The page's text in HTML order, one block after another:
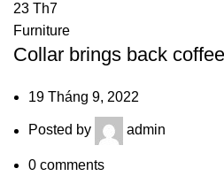
23 Th7
Furniture
Collar brings back
19 Tháng 9, 2022
Posted by admin
0 comments